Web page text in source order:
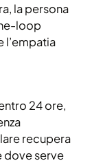
la persona
loop
l’empatia
24 ore,
recupera
dove serve